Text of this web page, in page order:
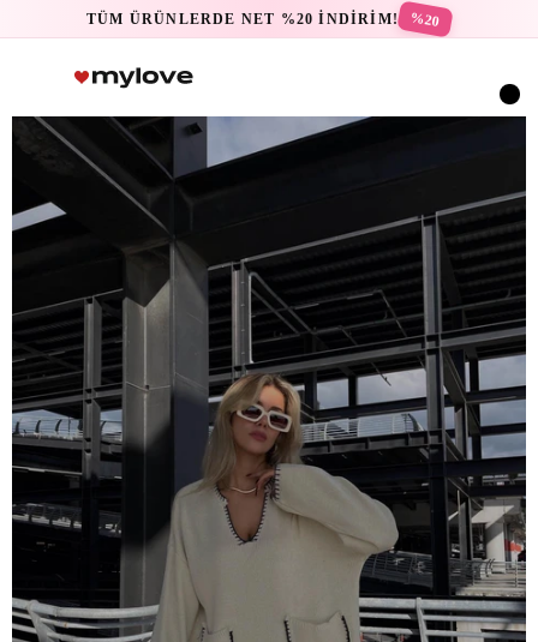
TÜM ÜRÜNLERDE NET %20 İNDİRİM! %20